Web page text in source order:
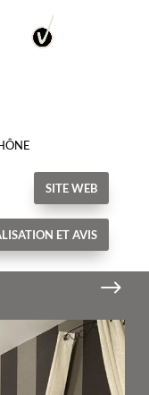
SITE WEB
ET AVIS